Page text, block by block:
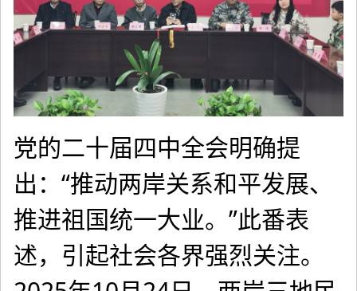
党的二十届四中全会明确提
出：“推动两岸关系和平发展、
推进祖国统一大业。”此番表
述，引起社会各界强烈关注。